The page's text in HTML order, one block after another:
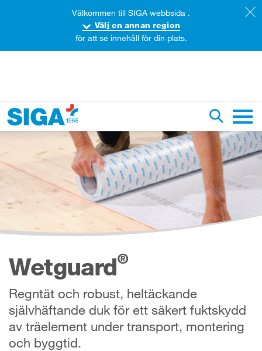
Växla
igenom denna webbsida
Wetguard®
Regntät och robust, heltäckande
självhäftande duk för ett säkert fuktskydd
av träelement under transport, montering
och byggtid.
Välkommen till SIGA webbsida .
Välj en annan region
för att se innehåll för din plats.